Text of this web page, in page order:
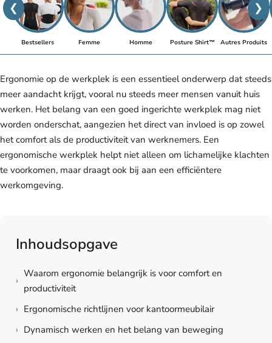
❮ ❯
Bestsellers Femme Homme Posture Shirt™ Autres Produits
Ergonomie op de werkplek is een essentieel onderwerp dat steeds
meer aandacht krijgt, vooral nu steeds meer mensen vanuit huis
werken. Het belang van een goed ingerichte werkplek mag niet
worden onderschat, aangezien het direct van invloed is op zowel
het comfort als de productiviteit van werknemers. Een
ergonomische werkplek helpt niet alleen om lichamelijke klachten
te voorkomen, maar draagt ook bij aan een efficiëntere
werkomgeving.
Inhoudsopgave
›
Waarom ergonomie belangrijk is voor comfort en
productiviteit
› Ergonomische richtlijnen voor kantoormeubilair
› Dynamisch werken en het belang van beweging